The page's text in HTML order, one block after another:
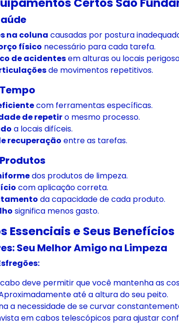
na coluna causadas por postura
físico necessário para cada tarefa.
de acidentesem alturas ou locais
de movimentos repetitivos.
com ferramentas específicas.
de repetiro mesmo processo.
a locais difíceis.
recuperação entre as tarefas.
dos produtos de limpeza.
com aplicação correta.
da capacidade de cada produto.
significa menos gasto.
Essenciais e Seus Benefícios
Seu Melhor Amigo na Limpeza
deve permitir que você mantenha as
até a altura do seu peito.
a necessidade de se curvar
em cabos telescópicos para ajustar